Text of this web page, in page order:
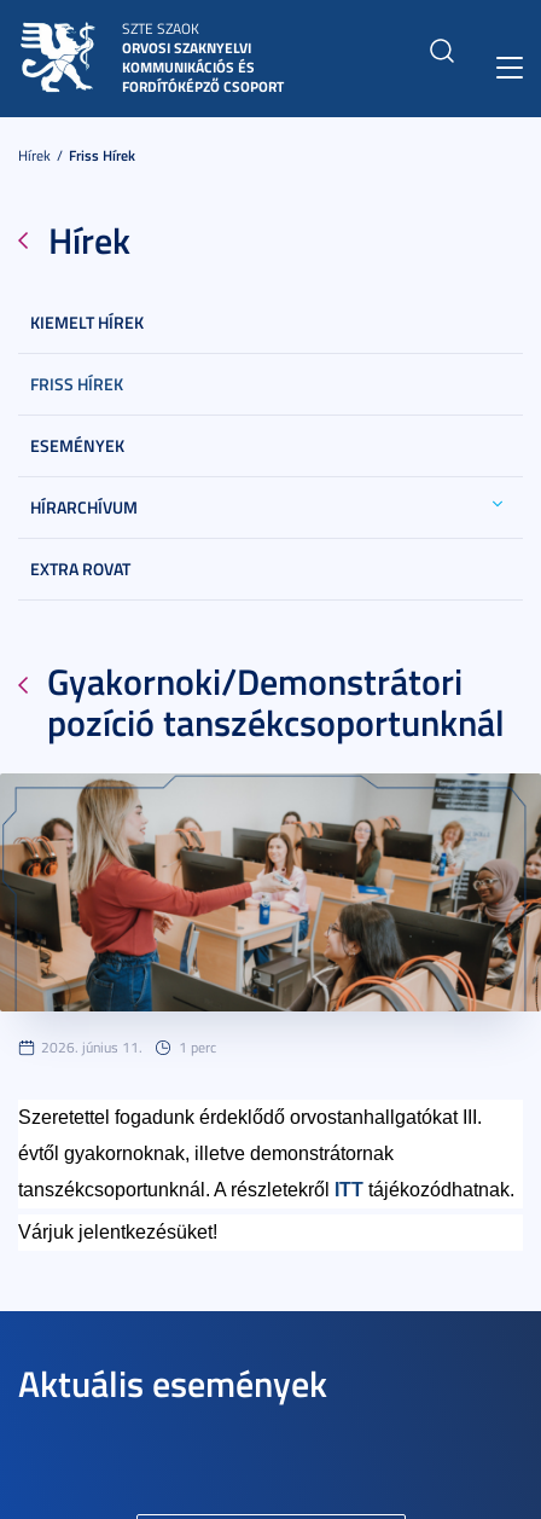
SZTE SZAOK
ORVOSI SZAKNYELVI
KOMMUNIKÁCIÓS ÉS
FORDÍTÓKÉPZŐ CSOPORT
Hírek Friss Hírek
Hírek
KIEMELT HÍREK
FRISS HÍREK
ESEMÉNYEK
HÍRARCHÍVUM
EXTRA ROVAT
Gyakornoki/Demonstrátori
pozíció tanszékcsoportunknál
2026. június 11. 1 perc
Szeretettel fogadunk érdeklődő orvostanhallgatókat III.
évtől gyakornoknak, illetve demonstrátornak
tanszékcsoportunknál. A részletekről
ITT tájékozódhatnak.
Várjuk jelentkezésüket!
Aktuális események